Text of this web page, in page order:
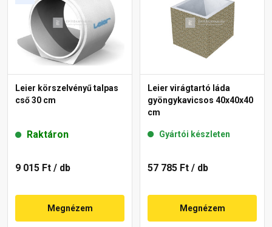
Leier körszelvényű talpas
cső 30 cm
Raktáron
9 015 Ft / db
Megnézem
Leier virágtartó láda
gyöngykavicsos 40x40x40
cm
Gyártói készleten
57 785 Ft / db
Megnézem